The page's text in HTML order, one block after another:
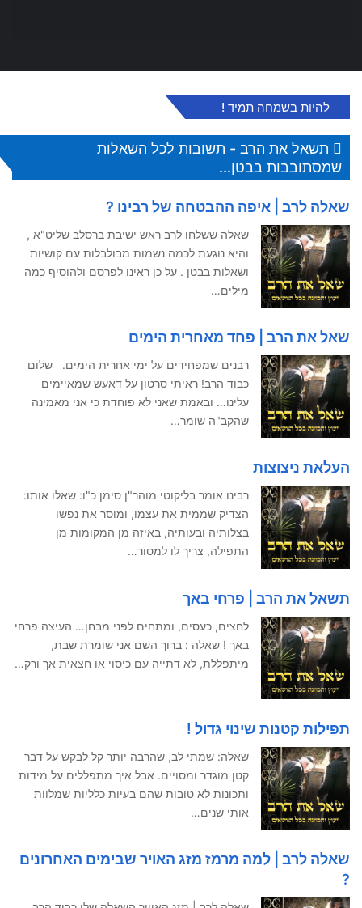
להיות בשמחה תמיד !
תשאל את הרב - תשובות לכל השאלות
שמסתובבות בבטן...
שאלה לרב | איפה ההבטחה של רבינו ?
שאלה ששלחו לרב ראש ישיבת ברסלב שליט"א ,
והיא נוגעת לכמה נשמות מבולבלות עם קושיות
ושאלות בבטן . על כן ראינו לפרסם ולהוסיף כמה
מילים…
שאל את הרב | פחד מאחרית הימים
רבנים שמפחידים על ימי אחרית הימים. שלום
כבוד הרב! ראיתי סרטון על דאעש שמאיימים
עלינו… ובאמת שאני לא פוחדת כי אני מאמינה
שהקב"ה שומר…
העלאת ניצוצות
רבינו אומר בליקוטי מוהר"ן סימן כ"ו: שאלו אותו:
הצדיק שממית את עצמו, ומוסר את נפשו
בצלותיה ובעותיה, באיזה מן המקומות מן
התפילה, צריך לו למסור…
תשאל את הרב | פרחי באך
לחצים, כעסים, ומתחים לפני מבחן… העיצה פרחי
באך ! שאלה : ברוך השם אני שומרת שבת,
מיתפללת, לא דתייה עם כיסוי או חצאית אך ורק…
תפילות קטנות שינוי גדול !
שאלה: שמתי לב, שהרבה יותר קל לבקש על דבר
קטן מוגדר ומסויים. אבל איך מתפללים על מידות
ותכונות לא טובות שהם בעיות כלליות שמלוות
אותי שנים…
שאלה לרב | למה מרמז מזג האויר שבימים האחרונים
?